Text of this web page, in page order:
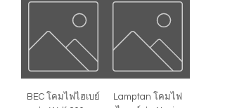
BEC โคมไฟไฮเบย์
Lamptan โคมไฟ